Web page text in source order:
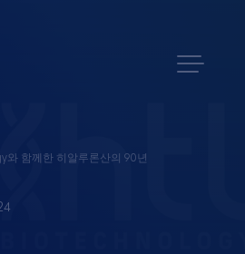
와 함께한 히알루론산의 90년